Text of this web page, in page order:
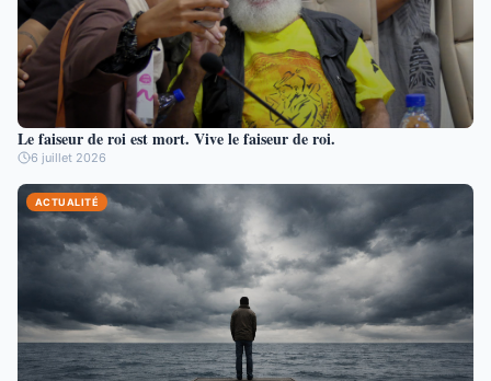
Le faiseur de roi est mort. Vive le faiseur de roi.
6 juillet 2026
ACTUALITÉ